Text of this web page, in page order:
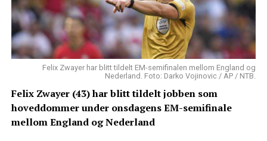
Felix Zwayer har blitt tildelt EM-semifinalen mellom England og
Nederland. Foto: Darko Vojinovic / AP / NTB.
Felix Zwayer (43) har blitt tildelt jobben som
hoveddommer under onsdagens EM-semifinale
mellom England og Nederland